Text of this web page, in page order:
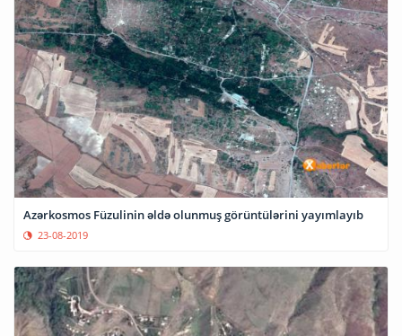
Azərkosmos Füzulinin əldə olunmuş görüntülərini yayımlayıb
23-08-2019